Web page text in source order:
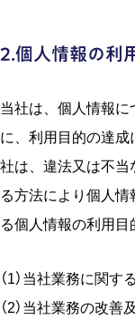
2.個⼈情報の利
当社は、個⼈情報に
に、利⽤⽬的の達
社は、違法⼜は不当
る⽅法により個⼈
る個⼈情報の利⽤⽬
当社業務に関す
当社業務の改善